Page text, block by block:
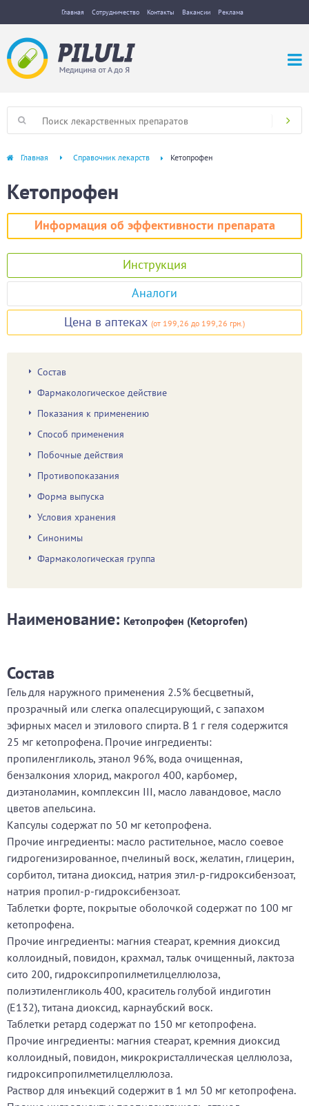
Главная Сотрудничество Контакты Вакансии Реклама
Главная Справочник лекарств Кетопрофен
Кетопрофен
Информация об эффективности препарата
Инструкция
Аналоги
Цена в аптеках (от 199,26 до 199,26 грн.)
Состав
Фармакологическое действие
Показания к применению
Способ применения
Побочные действия
Противопоказания
Форма выпуска
Условия хранения
Синонимы
Фармакологическая группа
Наименование: Кетопрофен (Ketoprofen)
Состав
Гель для наружного применения 2.5% бесцветный,
прозрачный или слегка опалесцирующий, с запахом
эфирных масел и этилового спирта. В 1 г геля содержится
25 мг кетопрофена. Прочие ингредиенты:
пропиленгликоль, этанол 96%, вода очищенная,
бензалкония хлорид, макрогол 400, карбомер,
диэтаноламин, комплексин III, масло лавандовое, масло
цветов апельсина.
Капсулы содержат по 50 мг кетопрофена.
Прочие ингредиенты: масло растительное, масло соевое
гидрогенизированное, пчелиный воск, желатин, глицерин,
сорбитол, титана диоксид, натрия этил-р-гидроксибензоат,
натрия пропил-р-гидроксибензоат.
Таблетки форте, покрытые оболочкой содержат по 100 мг
кетопрофена.
Прочие ингредиенты: магния стеарат, кремния диоксид
коллоидный, повидон, крахмал, тальк очищенный, лактоза
сито 200, гидроксипропилметилцеллюлоза,
полиэтиленгликоль 400, краситель голубой индиготин
(Е132), титана диоксид, карнаубский воск.
Таблетки ретард содержат по 150 мг кетопрофена.
Прочие ингредиенты: магния стеарат, кремния диоксид
коллоидный, повидон, микрокристаллическая целлюлоза,
гидроксипропилметилцеллюлоза.
Раствор для инъекций содержит в 1 мл 50 мг кетопрофена.